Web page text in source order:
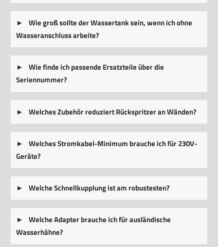
Wie groß sollte der Wassertank sein, wenn ich ohne
Wasseranschluss arbeite?
Wie finde ich passende Ersatzteile über die
Seriennummer?
Welches Zubehör reduziert Rückspritzer an Wänden?
Welches Stromkabel-Minimum brauche ich für 230V-
Geräte?
Welche Schnellkupplung ist am robustesten?
Welche Adapter brauche ich für ausländische
Wasserhähne?